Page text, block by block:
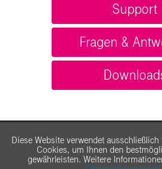
Diese Website verwendet
Cookies, um Ihnen den
gewährleisten. Weitere
Support
Fragen &